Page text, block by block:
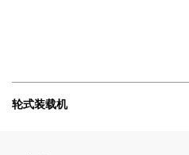
轮式装载机